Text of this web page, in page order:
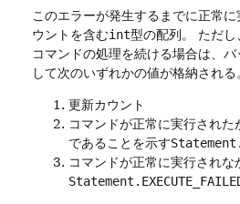
このエラーが発生するまでに正常
ウントを含むint型の配列。
ただ
コマンドの処理を続ける場合は、
して次のいずれかの値が格納される
更新カウント
コマンドが正常に実行され
であることを示す
コマンドが正常に実行されな